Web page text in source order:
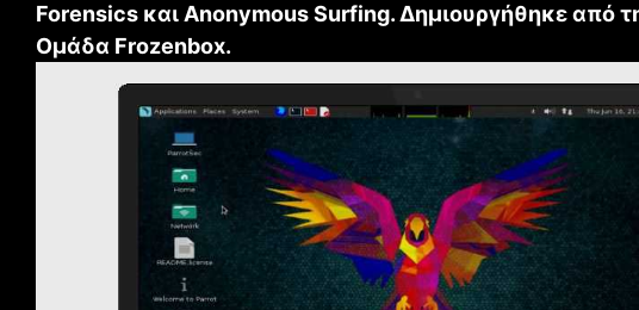
Forensics και Anonymous Surfing. Δημιουργήθηκε από
Ομάδα Frozenbox.